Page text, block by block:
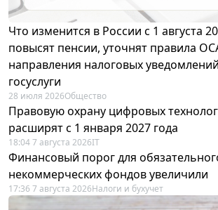
Что изменится в России с 1 августа
повысят пенсии, уточнят правила
направления налоговых
госуслуги
28 июля 2026Общество
Правовую охрану цифровых
расширят с 1 января 2027 года
18:04 7 августа 2026IT
Финансовый порог для
некоммерческих фондов увеличили
17:36 7 августа 2026Налоги и бухучет